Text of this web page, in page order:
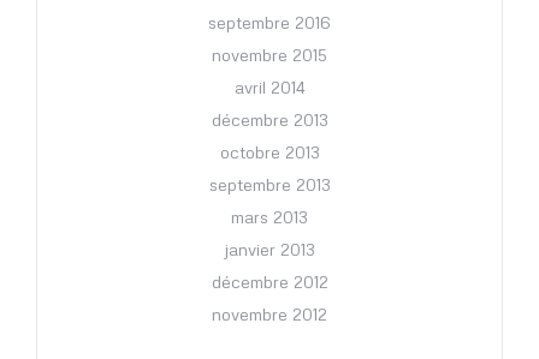
septembre 2016
novembre 2015
avril 2014
décembre 2013
octobre 2013
septembre 2013
mars 2013
janvier 2013
décembre 2012
novembre 2012